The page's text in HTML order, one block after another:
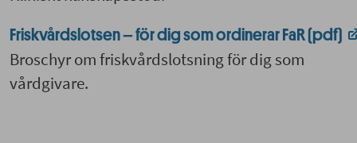
Friskvårdslotsen – för dig som ordinerar FaR (pdf)
Broschyr om friskvårdslotsning för dig som
vårdgivare.